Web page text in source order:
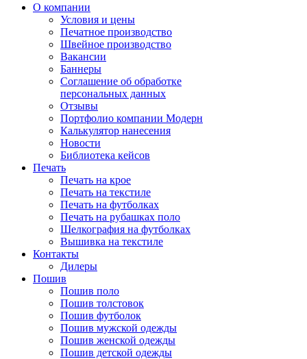
О компании
Условия и цены
Печатное производство
Швейное производство
Вакансии
Баннеры
Соглашение об обработке
персональных данных
Отзывы
Портфолио компании Модерн
Калькулятор нанесения
Новости
Библиотека кейсов
Печать
Печать на крое
Печать на текстиле
Печать на футболках
Печать на рубашках поло
Шелкография на футболках
Вышивка на текстиле
Контакты
Дилеры
Пошив
Пошив поло
Пошив толстовок
Пошив футболок
Пошив мужской одежды
Пошив женской одежды
Пошив детской одежды